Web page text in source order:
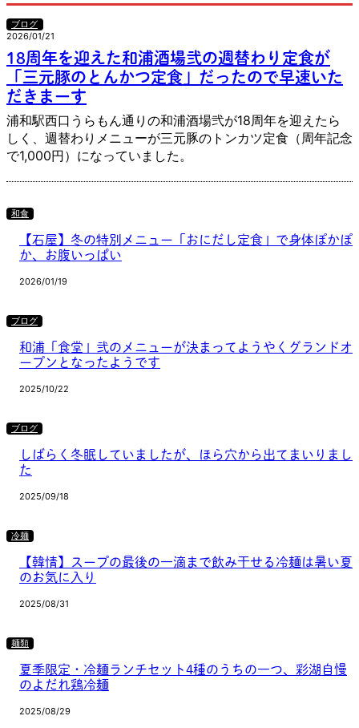
ブログ
2026/01/21
18周年を迎えた和浦酒場弐の週替わり定食が
「三元豚のとんかつ定食」だったので早速いた
だきまーす
浦和駅西口うらもん通りの和浦酒場弐が18周年を迎えたら
しく、週替わりメニューが三元豚のトンカツ定食（周年記念
で1,000円）になっていました。
和食
【石屋】冬の特別メニュー「おにだし定食」で身体ぽかぽ
か、お腹いっぱい
2026/01/19
ブログ
和浦「食堂」弐のメニューが決まってようやくグランドオ
ープンとなったようです
2025/10/22
ブログ
しばらく冬眠していましたが、ほら穴から出てまいりまし
た
2025/09/18
冷麺
【韓情】スープの最後の一滴まで飲み干せる冷麺は暑い夏
のお気に入り
2025/08/31
麺類
夏季限定・冷麺ランチセット4種のうちの一つ、彩湖自慢
のよだれ鶏冷麺
2025/08/29